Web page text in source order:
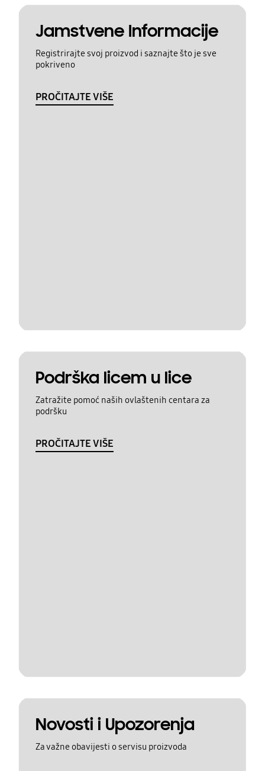
Jamstvene Informacije
Registrirajte svoj proizvod i saznajte što je sve
pokriveno
PROČITAJTE VIŠE
Podrška licem u lice
Zatražite pomoć naših ovlaštenih centara za
podršku
PROČITAJTE VIŠE
Novosti i Upozorenja
Za važne obavijesti o servisu proizvoda